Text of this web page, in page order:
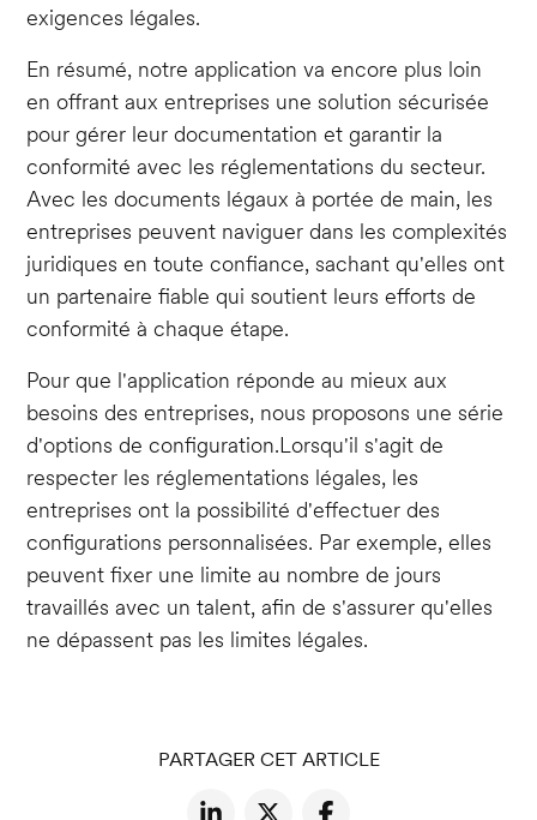
exigences légales.
En résumé, notre application va encore plus loin
en offrant aux entreprises une solution sécurisée
pour gérer leur documentation et garantir la
conformité avec les réglementations du secteur.
Avec les documents légaux à portée de main, les
entreprises peuvent naviguer dans les complexités
juridiques en toute confiance, sachant qu'elles ont
un partenaire fiable qui soutient leurs efforts de
conformité à chaque étape.
Pour que l'application réponde au mieux aux
besoins des entreprises, nous proposons une série
d'options de configuration.Lorsqu'il s'agit de
respecter les réglementations légales, les
entreprises ont la possibilité d'effectuer des
configurations personnalisées. Par exemple, elles
peuvent fixer une limite au nombre de jours
travaillés avec un talent, afin de s'assurer qu'elles
ne dépassent pas les limites légales.
PARTAGER CET ARTICLE